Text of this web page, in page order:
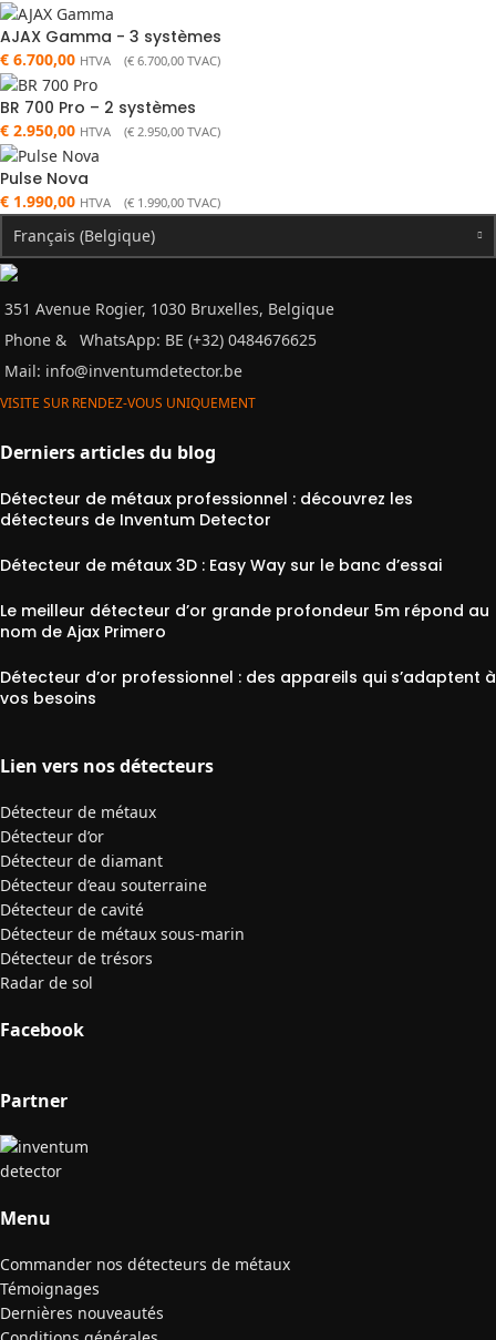
AJAX Gamma - 3 systèmes
€ 6.700,00 HTVA (€ 6.700,00 TVAC)
BR 700 Pro – 2 systèmes
€ 2.950,00 HTVA (€ 2.950,00 TVAC)
Pulse Nova
€ 1.990,00 HTVA (€ 1.990,00 TVAC)
Français (Belgique)
351 Avenue Rogier, 1030 Bruxelles, Belgique
Phone &
WhatsApp: BE (+32) 0484676625
Mail: info@inventumdetector.be
VISITE SUR RENDEZ-VOUS UNIQUEMENT
Derniers articles du blog
Détecteur de métaux professionnel : découvrez les
détecteurs de Inventum Detector
Détecteur de métaux 3D : Easy Way sur le banc d’essai
Le meilleur détecteur d’or grande profondeur 5m répond au
nom de Ajax Primero
Détecteur d’or professionnel : des appareils qui s’adaptent à
vos besoins
Lien vers nos détecteurs
Détecteur de métaux
Détecteur d’or
Détecteur de diamant
Détecteur d’eau souterraine
Détecteur de cavité
Détecteur de métaux sous-marin
Détecteur de trésors
Radar de sol
Facebook
Partner
Menu
Commander nos détecteurs de métaux
Témoignages
Dernières nouveautés